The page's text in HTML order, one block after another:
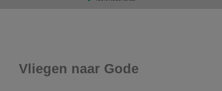
Vliegen naar Gode